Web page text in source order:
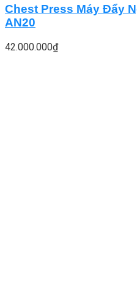
Chest Press Máy Đẩy
AN20
42.000.000₫